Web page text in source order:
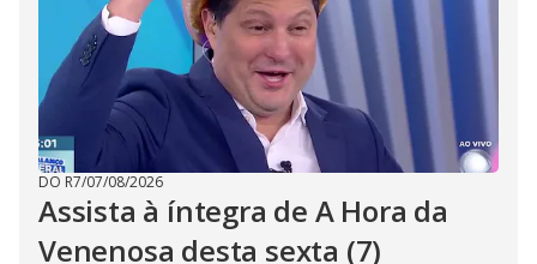
DO R7/07/08/2026
Assista à íntegra de A Hora da
Venenosa desta sexta (7)